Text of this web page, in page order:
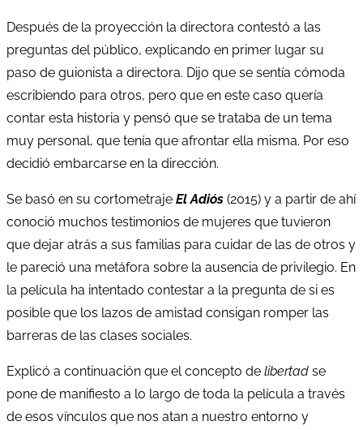
Después de la proyección la directora contestó a las
preguntas del público, explicando en primer lugar su
paso de guionista a directora. Dijo que se sentía cómoda
escribiendo para otros, pero que en este caso quería
contar esta historia y pensó que se trataba de un tema
muy personal, que tenía que afrontar ella misma. Por eso
decidió embarcarse en la dirección.
Se basó en su cortometraje El Adiós (2015) y a partir de ahí
conoció muchos testimonios de mujeres que tuvieron
que dejar atrás a sus familias para cuidar de las de otros y
le pareció una metáfora sobre la ausencia de privilegio. En
la película ha intentado contestar a la pregunta de si es
posible que los lazos de amistad consigan romper las
barreras de las clases sociales.
Explicó a continuación que el concepto de libertad se
pone de manifiesto a lo largo de toda la película a través
de esos vínculos que nos atan a nuestro entorno y